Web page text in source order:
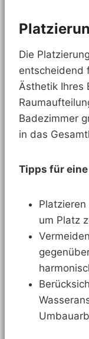
Die
entscheidend
Ästhetik Ihres
Badezimmer
in das
Tipps für
Platzieren
um Platz